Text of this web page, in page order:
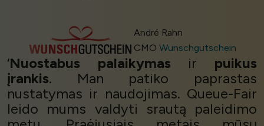
André Rahn
CMO Wunschgutschein
‘Nuostabus palaikymas ir puikus
įrankis. Man patiko paprastas
nustatymas ir naudojimas. Queue-Fair
leido mums valdyti srautą paleidimo